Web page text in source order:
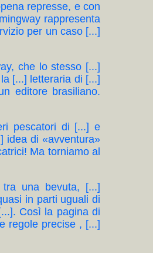
represse, e con
rappresenta
per un caso [...]
che lo stesso [...]
[...] letteraria di [...]
editore brasiliano.
pescatori di [...] e
idea di «avventura»
Ma torniamo al
una bevuta, [...]
in parti uguali di
Così la pagina di
regole precise , [...]